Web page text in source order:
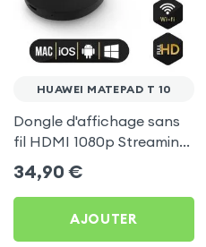
HUAWEI MATEPAD T 10
Dongle d'affichage sans
fil HDMI 1080p Streaming,
récepteur vidéo TV
(compatible Miracast,
AirPlay, DLNA) pour
Huawei MatePad T 10
34,90 €
AJOUTER